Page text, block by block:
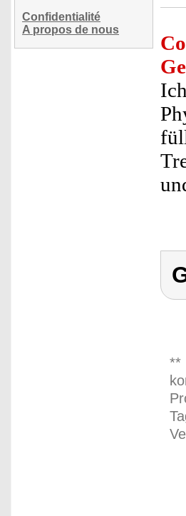
Confidentialité
A propos de nous
**